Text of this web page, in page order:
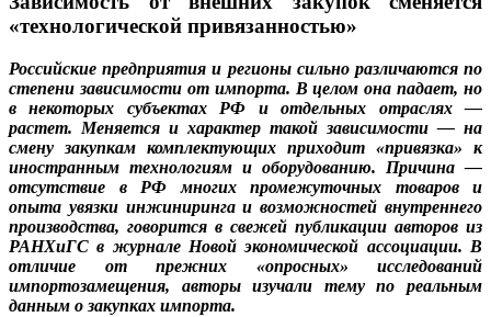
«технологической привязанностью»
Российские предприятия и регионы сильно различаются по
степени зависимости от импорта. В целом она падает, но
в некоторых субъектах РФ и отдельных отраслях —
растет. Меняется и характер такой зависимости — на
смену закупкам комплектующих приходит «привязка» к
иностранным технологиям и оборудованию. Причина —
отсутствие в РФ многих промежуточных товаров и
опыта увязки инжиниринга и возможностей внутреннего
производства, говорится в свежей публикации авторов из
РАНХиГС в журнале Новой экономической ассоциации. В
отличие от прежних «опросных» исследований
импортозамещения, авторы изучали тему по реальным
данным о закупках импорта.